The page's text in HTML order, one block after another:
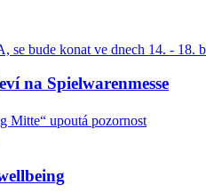
bude konat ve dnech 14. - 18.
na Spielwarenmesse
Mitte“ upoutá pozornost